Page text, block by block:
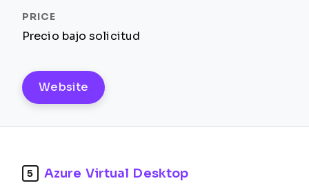
Precio bajo solicitud
Website
5 Azure Virtual Desktop